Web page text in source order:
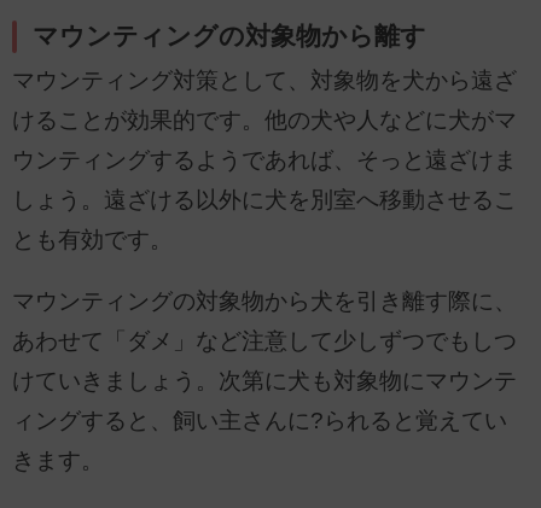
マウンティングの対象物から離す
マウンティング対策として、対象物を犬から遠ざ
けることが効果的です。他の犬や人などに犬がマ
ウンティングするようであれば、そっと遠ざけま
しょう。遠ざける以外に犬を別室へ移動させるこ
とも有効です。
マウンティングの対象物から犬を引き離す際に、
あわせて「ダメ」など注意して少しずつでもしつ
けていきましょう。次第に犬も対象物にマウンテ
ィングすると、飼い主さんに?られると覚えてい
きます。